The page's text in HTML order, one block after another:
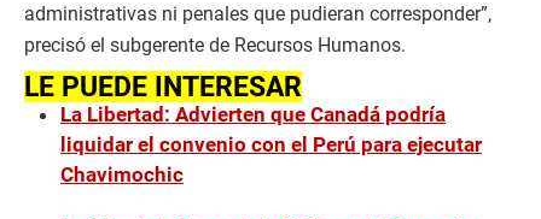
administrativas ni penales que pudieran corresponder”,
precisó el subgerente de Recursos Humanos.
LE PUEDE INTERESAR
La Libertad: Advierten que Canadá podría
liquidar el convenio con el Perú para ejecutar
Chavimochic